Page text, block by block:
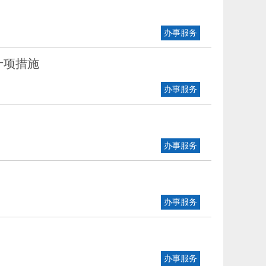
办事服务
项措施
办事服务
办事服务
办事服务
办事服务